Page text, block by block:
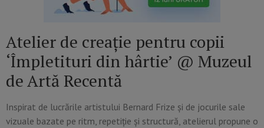
Atelier de creație pentru copii
‘Împletituri din hârtie’ @ Muzeul
de Artă Recentă
Inspirat de lucrările artistului Bernard Frize și de jocurile sale
vizuale bazate pe ritm, repetiție și structură, atelierul propune o